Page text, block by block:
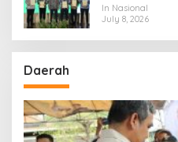
Sinapad-Sesai
In Nasional
July 8, 2026
Daerah